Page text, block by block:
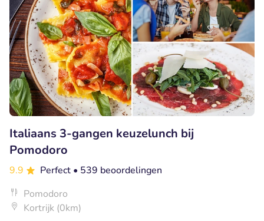
Italiaans 3-gangen keuzelunch bij
Pomodoro
9.9 Perfect • 539 beoordelingen
Pomodoro
Kortrijk (0km)